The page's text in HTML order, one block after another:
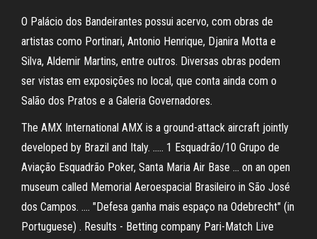
O Palácio dos Bandeirantes possui acervo, com obras de
artistas como Portinari, Antonio Henrique, Djanira Motta e
Silva, Aldemir Martins, entre outros. Diversas obras podem
ser vistas em exposições no local, que conta ainda com o
Salão dos Pratos e a Galeria Governadores.
The AMX International AMX is a ground-attack aircraft jointly
developed by Brazil and Italy. ..... 1 Esquadrão/10 Grupo de
Aviação Esquadrão Poker, Santa Maria Air Base ... on an open
museum called Memorial Aeroespacial Brasileiro in São José
dos Campos. .... "Defesa ganha mais espaço na Odebrecht" (in
Portuguese) . Results - Betting company Pari-Match Live